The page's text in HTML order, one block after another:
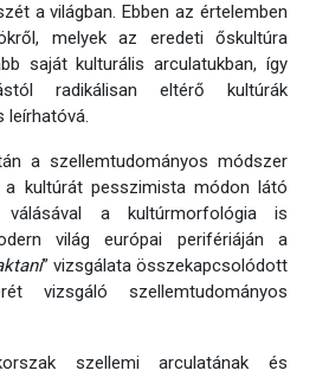
a világban. Ebben az értelemben
melyek az eredeti őskultúra
saját kulturális arculatukban, így
radikálisan eltérő kultúrák
leírhatóvá.
a szellemtudományos módszer
a kultúrát pesszimista módon látó
válásával a kultúrmorfológia is
világ európai perifériáján a
” vizsgálata összekapcsolódott
vizsgáló szellemtudományos
szellemi arculatának és